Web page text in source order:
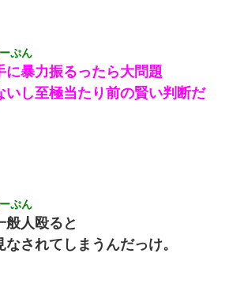
！」→結果ｗｗｗｗｗ
っと家建てられるね！』夫「実家を二世
金使った」→私『離婚しよう』夫「え
げるから』→すると…
結果→衝撃の事実が判明したｗｗｗｗｗ
ぷん
に暴力振るったら大問題
いし至極当たり前の賢い判断だ
ぷん
般人殴ると
されてしまうんだっけ。